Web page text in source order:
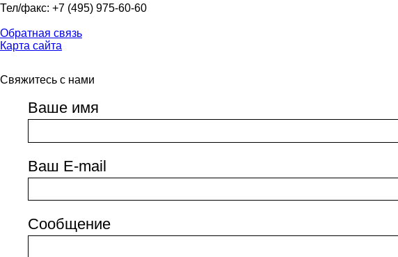
Тел/факс: +7 (495) 975-60-60
Обратная связь
Карта сайта
Свяжитесь с нами
Ваше имя
Ваш E-mail
Сообщение